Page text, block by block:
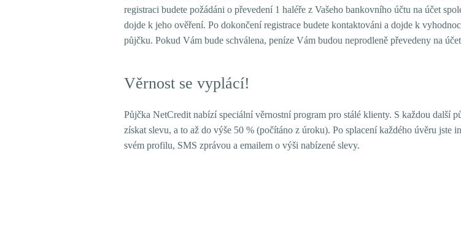
registraci budete požádáni o převedení 1 haléře z Vašeho bankovního účtu na účet
dojde k jeho ověření. Po dokončení registrace budete kontaktováni a dojde k
půjčku. Pokud Vám bude schválena, peníze Vám budou neprodleně převedeny na
Věrnost se vyplácí!
Půjčka NetCredit nabízí speciální věrnostní program pro stálé klienty. S každou další
získat slevu, a to až do výše 50 % (počítáno z úroku). Po splacení každého úvěru jste
svém profilu, SMS zprávou a emailem o výši nabízené slevy.